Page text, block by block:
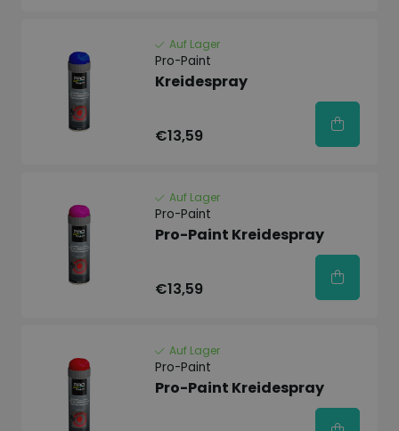
Auf Lager
Pro-Paint
Kreidespray
€13,59
Auf Lager
Pro-Paint
Pro-Paint Kreidespray
€13,59
Auf Lager
Pro-Paint
Pro-Paint Kreidespray